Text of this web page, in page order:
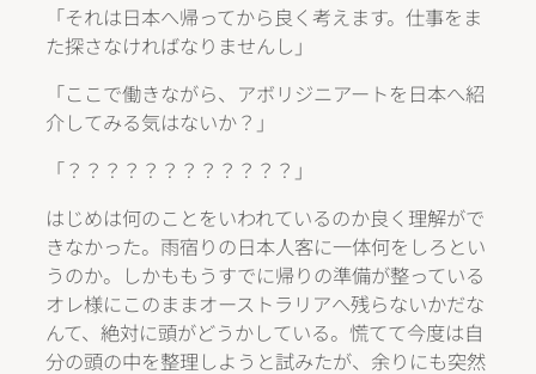
「それは日本へ帰ってから良く考えます。仕事をま
た探さなければなりませんし」
「ここで働きながら、アボリジニアートを日本へ紹
介してみる気はないか？」
「？？？？？？？？？？？？」
はじめは何のことをいわれているのか良く理解がで
きなかった。雨宿りの日本人客に一体何をしろとい
うのか。しかももうすでに帰りの準備が整っている
オレ様にこのままオーストラリアへ残らないかだな
んて、絶対に頭がどうかしている。慌てて今度は自
分の頭の中を整理しようと試みたが、余りにも突然